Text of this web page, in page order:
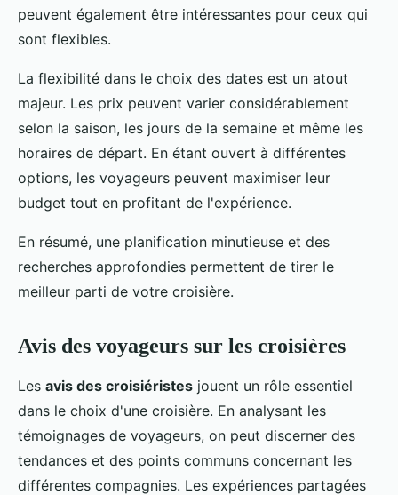
peuvent également être intéressantes pour ceux qui
sont flexibles.
La flexibilité dans le choix des dates est un atout
majeur. Les prix peuvent varier considérablement
selon la saison, les jours de la semaine et même les
horaires de départ. En étant ouvert à différentes
options, les voyageurs peuvent maximiser leur
budget tout en profitant de l'expérience.
En résumé, une planification minutieuse et des
recherches approfondies permettent de tirer le
meilleur parti de votre croisière.
Avis des voyageurs sur les croisières
Les avis des croisiéristes jouent un rôle essentiel
dans le choix d'une croisière. En analysant les
témoignages de voyageurs, on peut discerner des
tendances et des points communs concernant les
différentes compagnies. Les expériences partagées